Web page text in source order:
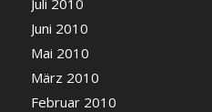
Juni 2010
Mai 2010
März 2010
Februar 2010